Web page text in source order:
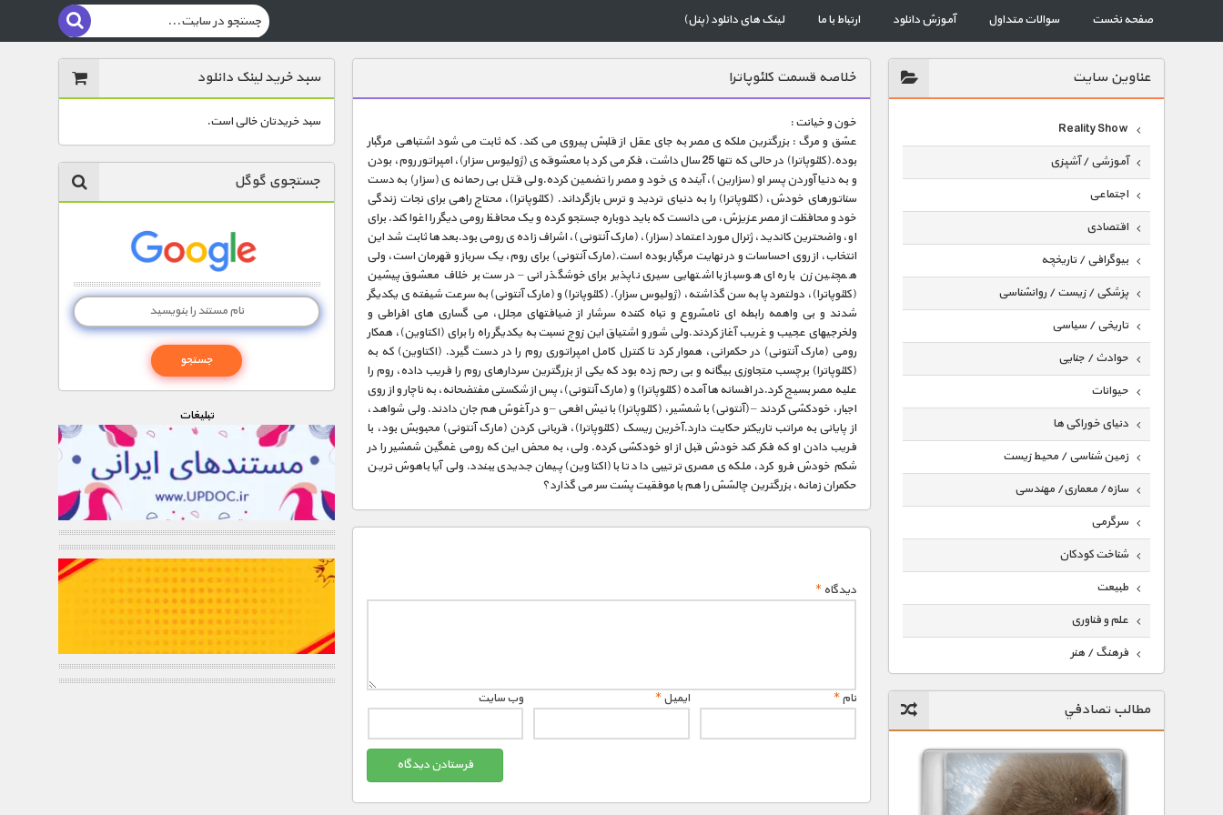
صفحه نخست سوالات متداول آموزش دانلود ارتباط با ما لینک های دانلود (پنل)
عناوين سايت
Reality Show
آموزشی / آشپزی
اجتماعی
اقتصادی
بیوگرافی / تاریخچه
پزشکی / زیست / روانشناسی
تاریخی / سیاسی
حوادث / جنایی
حیوانات
دنیای خوراکی ها
زمین شناسی / محیط زیست
سازه/ معماری/ مهندسی
سرگرمی
شناخت کودکان
طبیعت
علم و فناوری
فرهنگ / هنر
گردشگری
ماورایی
مسابقات / ورزشی
مطالب تصادفي
خلاصه قسمت کلئوپاترا
خون و خیانت :
عشق و مرگ : بزرگترین ملکه ی مصر به جای عقل از قلبش پیروی می کند. که ثابت می شود اشتباهی مرگبار
بوده.(کلئوپاترا) در حالی که تنها 25 سال داشت، فکر می کرد با معشوقه ی (ژولیوس سزار)، امپراتور روم، بودن
و به دنیا آوردن پسر او (سزارین)، آینده ی خود و مصر را تضمین کرده.ولی قتل بی رحمانه ی (سزار) به دست
سناتورهای خودش، (کلئوپاترا) را به دنیای تردید و ترس بازگرداند. (کلئوپاترا)، محتاج راهی برای نجات زندگی
خود و محافظت از مصر عزیزش، می دانست که باید دوباره جستجو کرده و یک محافظ رومی دیگر را اغوا کند. برای
او، واضحترین کاندید، ژنرال مورد اعتماد (سزار)، (مارک آنتونی)، اشراف زاده ی رومی بود.بعدها ثابت شد این
انتخاب، از روی احساسات و در نهایت مرگبار بوده است.(مارک آنتونی) برای روم، یک سرباز و قهرمان است، ولی
همچنین زن باره ای هوسباز با اشتهایی سیری ناپذیر برای خوشگذرانی – درست بر خلاف معشوق پیشین
(کلئوپاترا)، دولتمرد پا به سن گذاشته، (ژولیوس سزار). (کلئوپاترا) و (مارک آنتونی) به سرعت شیفته ی یکدیگر
شدند و بی واهمه رابطه ای نامشروع و تباه کننده سرشار از ضیافتهای مجلل، می گساری های افراطی و
ولخرجیهای عجیب و غریب آغاز کردند.ولی شور و اشتیاق این زوج نسبت به یکدیگر راه را برای (اکتاوین)، همکار
رومی (مارک آنتونی) در حکمرانی، هموار کرد تا کنترل کامل امپراتوری روم را در دست گیرد. (اکتاوین) که به
(کلئوپاترا) برچسب متجاوزی بیگانه و بی رحم زده بود که یکی از بزرگترین سردارهای روم را فریب داده، روم را
علیه مصر بسیج کرد.در افسانه ها آمده (کلئوپاترا) و (مارک آنتونی)، پس از شکستی مفتضحانه، به ناچار و از روی
اجبار، خودکشی کردند – (آنتونی) با شمشیر، (کلئوپاترا) با نیش افعی – و در آغوش هم جان دادند. ولی شواهد،
از پایانی به مراتب تاریکتر حکایت دارد.آخرین ریسک (کلئوپاترا)، قربانی کردن (مارک آنتونی) محبوبش بود، با
فریب دادن او که فکر کند خودش قبل از او خودکشی کرده. ولی، به محض این که رومی غمگین شمشیر را در
شکم خودش فرو کرد، ملکه ی مصری ترتیبی داد تا با (اکتاوین) پیمان جدیدی ببندد. ولی آیا باهوش ترین
حکمران زمانه، بزرگترین چالشش را هم با موفقیت پشت سر می گذارد؟
دیدگاه*
نام* ایمیل* وب‌ سایت
سبد خرید لینک دانلود
سبد خریدتان خالی است.
جستجوی گوگل
تبليغات